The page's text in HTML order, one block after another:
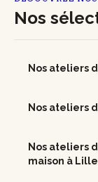
Nos
Nos ateliers
Nos ateliers
Nos ateliers
maison à Lille